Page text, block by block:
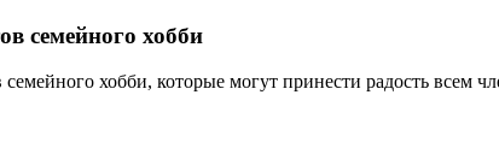
семейного хобби
семейного хобби, которые могут принести радость всем